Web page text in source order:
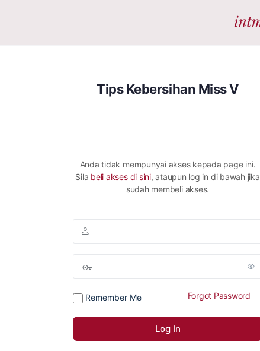
Tips Kebersihan Miss V
Anda tidak mempunyai akses kepada page ini.
Sila beli akses di sini, ataupun log in di bawah jika
sudah membeli akses.
Remember Me Forgot Password